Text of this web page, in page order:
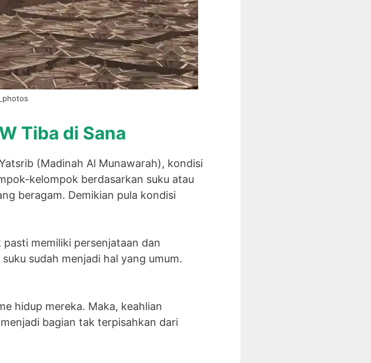
Tiba di Sana
(Madinah Al Munawarah), kondisi
kelompok berdasarkan suku atau
beragam. Demikian pula kondisi
memiliki persenjataan dan
sudah menjadi hal yang umum.
hidup mereka. Maka, keahlian
bagian tak terpisahkan dari